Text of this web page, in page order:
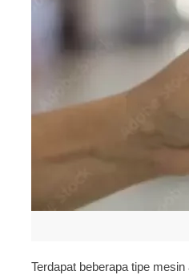
Terdapat beberapa tipe